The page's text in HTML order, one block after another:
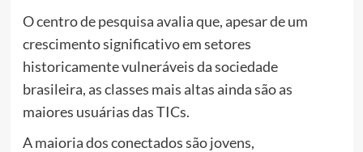
O centro de pesquisa avalia que, apesar de um
crescimento significativo em setores
historicamente vulneráveis da sociedade
brasileira, as classes mais altas ainda são as
maiores usuárias das TICs.
A maioria dos conectados são jovens,